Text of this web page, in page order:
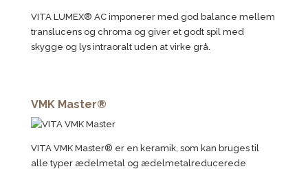
VITA LUMEX® AC imponerer med god balance mellem
translucens og chroma og giver et godt spil med
skygge og lys intraoralt uden at virke grå.
VMK Master®
VITA VMK Master® er en keramik, som kan bruges til
alle typer ædelmetal og ædelmetalreducerede